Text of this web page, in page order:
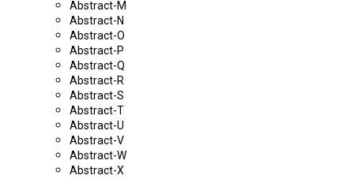
Abstract-M
Abstract-N
Abstract-O
Abstract-P
Abstract-Q
Abstract-R
Abstract-S
Abstract-T
Abstract-U
Abstract-V
Abstract-W
Abstract-X